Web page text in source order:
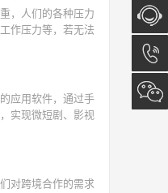
，人们的各种压力
作压力等，若无法
应用软件，通过手
实现微短剧、影视
对跨境合作的需求
在线咨
询